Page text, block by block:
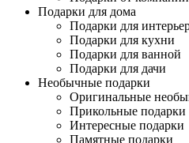
Подарки для дома
Подарки для
Подарки для кухни
Подарки для ванной
Подарки для дачи
Необычные подарки
Оригинальные
Прикольные подарки
Интересные подарки
Памятные подарки